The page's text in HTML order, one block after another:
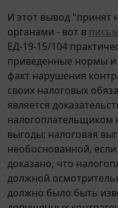
И этот вывод "принят
органами - вот в
ЕД-19-15/104
приведенные нормы
факт нарушения
своих налоговых
является
налогоплательщиком
выгоды; налоговая
необоснованной,
доказано, что
должной
должно было быть